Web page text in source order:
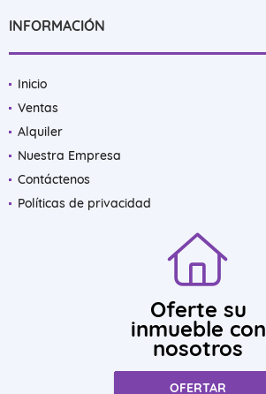
INFORMACIÓN
Inicio
Ventas
Alquiler
Nuestra Empresa
Contáctenos
Políticas de privacidad
Oferte su
inmueble con
nosotros
OFERTAR